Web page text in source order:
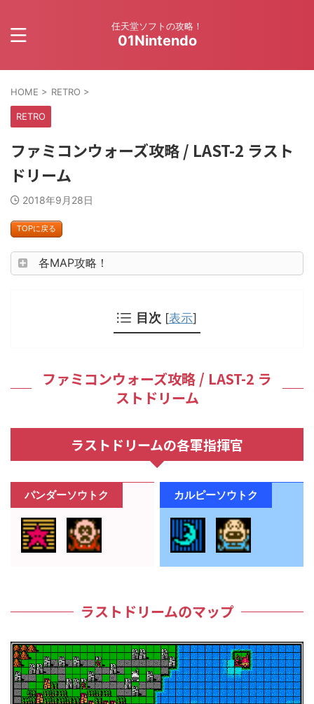
任天堂ソフトの攻略！
01Nintendo
HOME > RETRO >
RETRO
ファミコンウォーズ攻略 / LAST-2 ラスト
ドリーム
2018年9月28日
TOPに戻る
各MAP攻略！
目次 [表示]
ファミコンウォーズ攻略 / LAST-2 ラ
ストドリーム
ラストドリームの各軍指揮官
パンダーソウトク カルピーソウトク
ラストドリームのマップ